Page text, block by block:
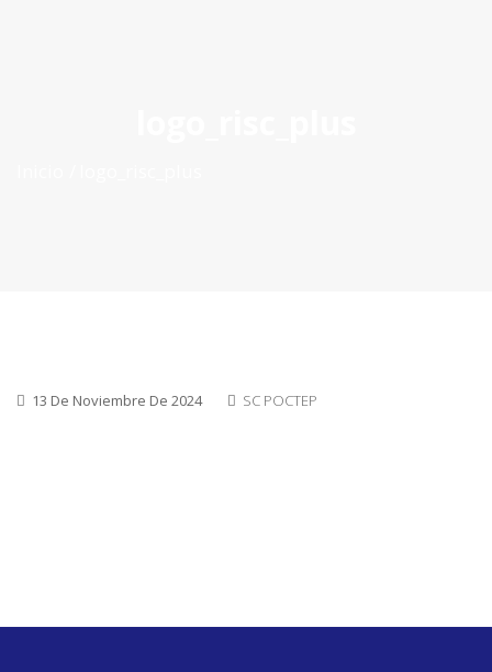
13 De Noviembre De 2024 SC POCTEP